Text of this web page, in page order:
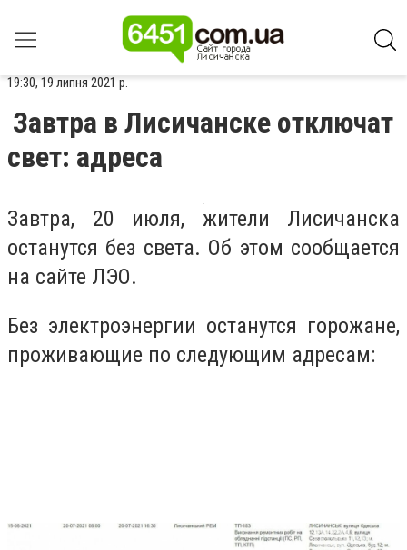
19:30, 19 липня 2021 р.
Завтра в Лисичанске отключат
свет: адреса
Завтра, 20 июля, жители Лисичанска
останутся без света. Об этом сообщается
на сайте ЛЭО.
Без электроэнергии останутся горожане,
проживающие по следующим адресам: